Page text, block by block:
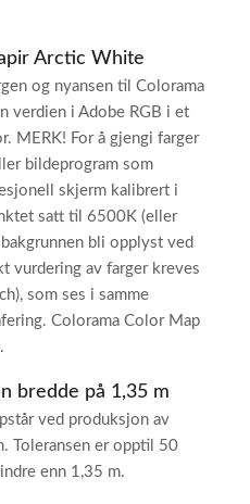
Arctic White
og nyansen til Colorama
verdien i Adobe RGB i et
MERK! For å gjengi farger
bildeprogram som
skjerm kalibrert i
satt til 6500K (eller
bli opplyst ved
vurdering av farger kreves
som ses i samme
Colorama Color Map
bredde på 1,35 m
ved produksjon av
Toleransen er opptil 50
enn 1,35 m.